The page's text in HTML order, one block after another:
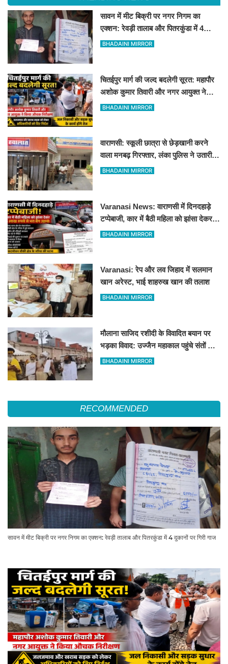
सावन में मीट बिक्री पर नगर निगम का
एक्शन: रेवड़ी तालाब और पितरकुंडा में 4
दुकानों पर गिरी गाज
BHADAINI MIRROR
चितईपुर मार्ग की जल्द बदलेगी सूरत: महापौर
अशोक कुमार तिवारी और नगर आयुक्त ने
किया औचक निरीक्षण
BHADAINI MIRROR
वाराणसी: स्कूली छात्रा से छेड़खानी करने
वाला मनबढ़ गिरफ्तार, लंका पुलिस ने उतारी
हीरोपंती
BHADAINI MIRROR
Varanasi News: वाराणसी में दिनदहाड़े
टप्पेबाजी, कार में बैठी महिला को झांसा देकर 5
लाख रुपये से भरा बैग उड़ाया
BHADAINI MIRROR
Varanasi: रेप और लव जिहाद में सलमान
खान अरेस्ट, भाई शाहरुख खान की तलाश
BHADAINI MIRROR
मौलाना साजिद रशीदी के विवादित बयान पर
भड़का विवाद: उज्जैन महाकाल पहुंचे संतों और
कांवड़ियों ने जताया कड़ा विरोध
BHADAINI MIRROR
RECOMMENDED
सावन में मीट बिक्री पर नगर निगम का एक्शन: रेवड़ी तालाब और पितरकुंडा में 4 दुकानों पर गिरी गाज